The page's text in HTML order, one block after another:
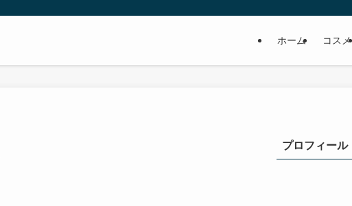
ホーム コスメ
プロフィール